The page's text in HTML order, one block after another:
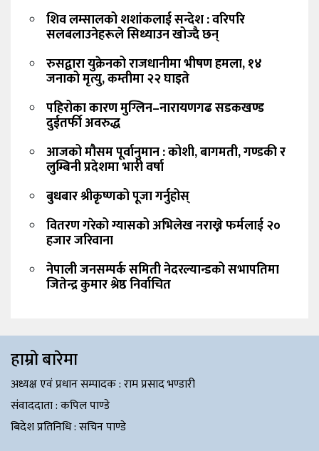
शिव लम्सालको शशांकलाई सन्देश : वरिपरि
सलबलाउनेहरूले सिध्याउन खोज्दै छन्
रुसद्वारा युक्रेनको राजधानीमा भीषण हमला, १४
जनाको मृत्यु, कम्तीमा २२ घाइते
पहिरोका कारण मुग्लिन–नारायणगढ सडकखण्ड
दुईतर्फी अवरुद्ध
आजको मौसम पूर्वानुमान : कोशी, बागमती, गण्डकी र
लुम्बिनी प्रदेशमा भारी वर्षा
बुधबार श्रीकृष्णको पूजा गर्नुहोस्
वितरण गरेको ग्यासको अभिलेख नराख्ने फर्मलाई २०
हजार जरिवाना
नेपाली जनसम्पर्क समिती नेदरल्यान्डको सभापतिमा
जितेन्द्र कुमार श्रेष्ठ निर्वाचित
हाम्रो बारेमा
​​​​​अध्यक्ष एवं प्रधान सम्पादक : राम प्रसाद भण्डारी
संंवाददाता : कपिल पाण्डे
बिदेश प्रतिनिधि : सचिन पाण्डे